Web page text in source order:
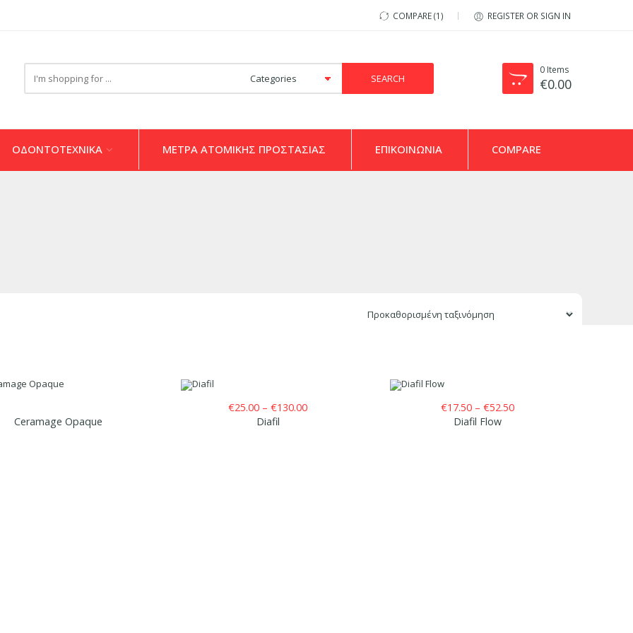
COMPARE 1 REGISTER OR SIGN IN
Search
here
0 Items
€0.00
ΟΔΟΝΤΟΤΕΧΝΙΚΑ ΜΕΤΡΑ ΑΤΟΜΙΚΗΣ ΠΡΟΣΤΑΣΙΑΣ ΕΠΙΚΟΙΝΩΝΙΑ COMPARE
Ceramage Opaque
€25.00 – €130.00Price
Diafil
€17.50 – €52.50Price
Diafil Flow